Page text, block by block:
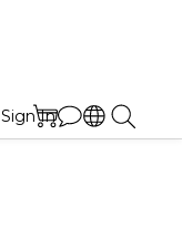
Sign In